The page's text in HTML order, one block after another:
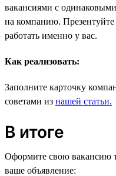
вакансиями с
на компанию. Презентуйте
работать именно у вас.
Как реализовать:
Заполните карточку
советами из нашей статьи.
В итоге
Оформите свою вакансию
ваше объявление: